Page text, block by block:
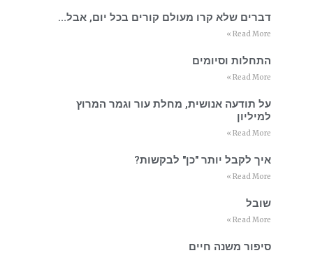
דברים שלא קרו מעולם קורים בכל יום, אבל…
Read More »
התחלות וסיומים
Read More »
על תודעה אנושית, מחלת עור וגמר המרוץ
למיליון
Read More »
איך לקבל יותר "כן" לבקשות?
Read More »
שובל
Read More »
סיפור משנה חיים